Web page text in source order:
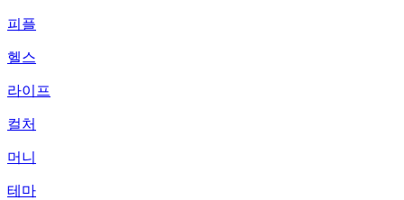
피플
헬스
라이프
컬처
머니
테마